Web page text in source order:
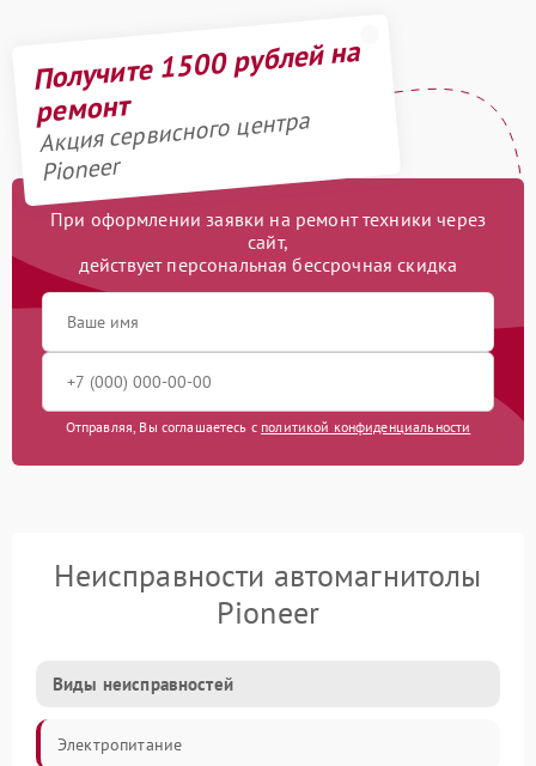
Получите 1500 рублей на
ремонт
Акция сервисного центра
Pioneer
При оформлении заявки на ремонт техники через
сайт,
действует персональная бессрочная скидка
Отправляя, Вы соглашаетесь с политикой конфиденциальности
Неисправности автомагнитолы
Pioneer
Виды неисправностей
Электропитание